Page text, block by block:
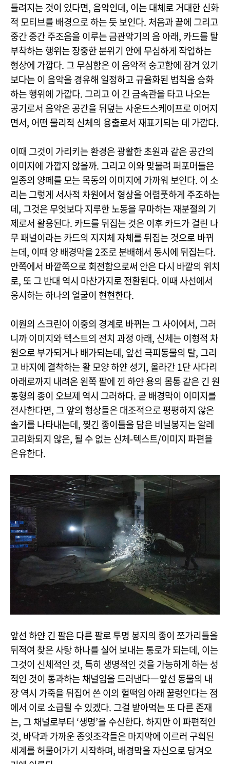
들려지는 것이 있다면, 음악인데, 이는 대체로 거대한 신화
적 모티브를 배경으로 하는 듯 보인다. 처음과 끝에 그리고
중간 중간 주조음을 이루는 금관악기의 음 아래, 카드를 탈
부착하는 행위는 장중한 분위기 안에 무심하게 작업하는
형상에 가깝다. 그 무심함은 이 음악적 숭고함에 잠겨 있기
보다는 이 음악을 경유해 일정하고 규율화된 법칙을 승화
하는 행위에 가깝다. 그리고 이 긴 금속관을 타고 나오는
공기로서 음악은 공간을 뒤덮는 사운드스케이프로 이어지
면서, 어떤 물리적 신체의 용출로서 재표기되는 데 가깝다.
이때 그것이 가리키는 환경은 광활한 초원과 같은 공간의
이미지에 가깝지 않을까. 그리고 이와 맞물려 퍼포머들은
일종의 양떼를 모는 목동의 이미지에 가까워 보인다. 이 소
리는 그렇게 서사적 차원에서 형상을 어렴풋하게 주조하는
데, 그것은 무엇보다 지루한 노동을 무마하는 재분절의 기
제로서 활용된다. 카드를 뒤집는 것은 이후 카드가 걸린 나
무 패널이라는 카드의 지지체 자체를 뒤집는 것으로 바뀌
는데, 이때 양 배경막을 2조로 분배해서 동시에 뒤집는다.
안쪽에서 바깥쪽으로 회전함으로써 안은 다시 바깥의 위치
로, 또 그 반대 역시 마찬가지로 전환된다. 이때 사선에서
응시하는 하나의 얼굴이 현현한다.
이원의 스크린이 이중의 경계로 바뀌는 그 사이에서, 그러
니까 이미지와 텍스트의 전치 과정 아래, 신체는 이형적 차
원으로 부가되거나 배가되는데, 앞선 극피동물의 탈, 그리
고 바지에 결착하는 활 모양 하얀 성기, 올라간 1단 사다리
아래로까지 내려온 왼쪽 팔에 낀 하얀 용의 몸통 같은 긴 원
통형의 종이 오브제 역시 그러하다. 곧 배경막이 이미지를
전사한다면, 그 앞의 형상들은 대조적으로 평평하지 않은
솔기를 나타내는데, 찢긴 종이들을 담은 비닐봉지는 알레
고리화되지 않은, 될 수 없는 신체-텍스트/이미지 파편을
은유한다.
앞선 하얀 긴 팔은 다른 팔로 투명 봉지의 종이 쪼가리들을
뒤적여 찾은 사탕 하나를 실어 보내는 통로가 되는데, 이는
그것이 신체적인 것, 특히 생명적인 것을 가능하게 하는 성
적인 것이 통과하는 채널임을 드러낸다―앞선 동물의 내
장 역시 가죽을 뒤집어 쓴 이의 헐떡임 아래 꿀렁인다는 점
에서 이로 소급될 수 있겠다. 그걸 받아먹는 또 다른 존재
는, 그 채널로부터 ‘생명’을 수신한다. 하지만 이 파편적인
것, 바닥과 가까운 종잇조각들은 마지막에 이르러 구획된
세계를 허물어가기 시작하며, 배경막을 자신으로 당겨오